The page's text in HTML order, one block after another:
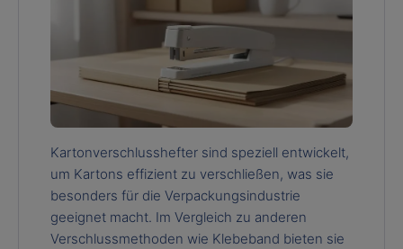
Kartonverschlusshefter sind speziell entwickelt,
um Kartons effizient zu verschließen, was sie
besonders für die Verpackungsindustrie
geeignet macht. Im Vergleich zu anderen
Verschlussmethoden wie Klebeband bieten sie